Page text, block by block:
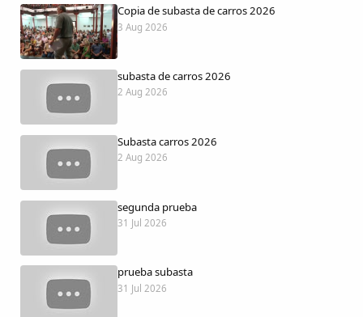
Foros
Idiosincrasia
Diccionario
Traductor
Dichos
Cancionero Local
Apodos
Copia de subasta de carros 2026
3 Aug 2026
subasta de carros 2026
2 Aug 2026
Subasta carros 2026
2 Aug 2026
segunda prueba
31 Jul 2026
prueba subasta
31 Jul 2026